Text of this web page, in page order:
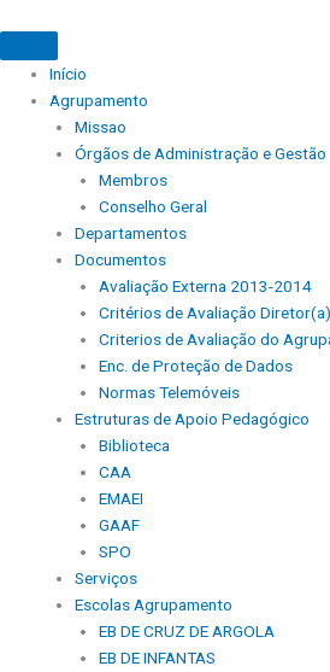
Início
Agrupamento
Missao
Órgãos de Administração e Gestão
Membros
Conselho Geral
Departamentos
Documentos
Avaliação Externa 2013-2014
Critérios de Avaliação Diretor(a)
Criterios de Avaliação do
Enc. de Proteção de Dados
Normas Telemóveis
Estruturas de Apoio Pedagógico
Biblioteca
CAA
EMAEI
GAAF
SPO
Serviços
Escolas Agrupamento
EB DE CRUZ DE ARGOLA
EB DE INFANTAS